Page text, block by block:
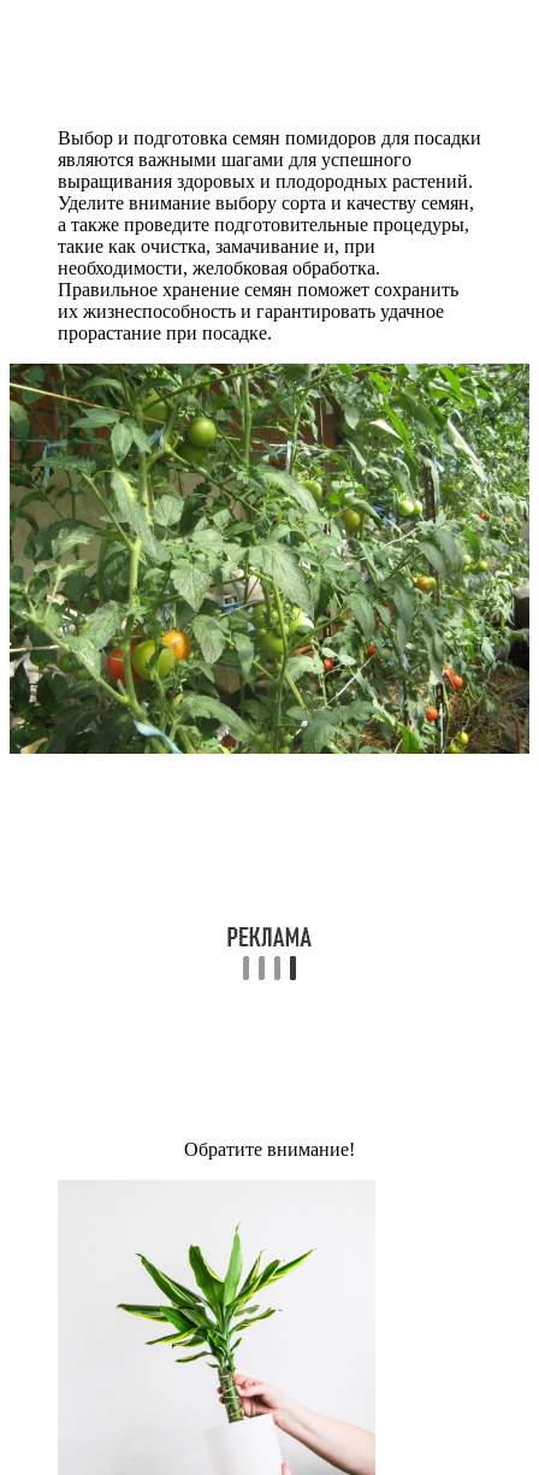
Выбор и подготовка семян помидоров для посадки
являются важными шагами для успешного
выращивания здоровых и плодородных растений.
Уделите внимание выбору сорта и качеству семян,
а также проведите подготовительные процедуры,
такие как очистка, замачивание и, при
необходимости, желобковая обработка.
Правильное хранение семян поможет сохранить
их жизнеспособность и гарантировать удачное
прорастание при посадке.
Обратите внимание!